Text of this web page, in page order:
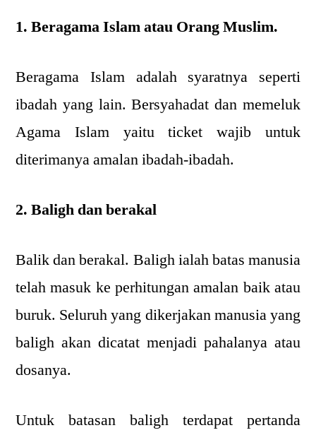
1. Beragama Islam atau Orang Muslim.
Beragama Islam adalah syaratnya seperti
ibadah yang lain. Bersyahadat dan memeluk
Agama Islam yaitu ticket wajib untuk
diterimanya amalan ibadah-ibadah.
2. Baligh dan berakal
Balik dan berakal. Baligh ialah batas manusia
telah masuk ke perhitungan amalan baik atau
buruk. Seluruh yang dikerjakan manusia yang
baligh akan dicatat menjadi pahalanya atau
dosanya.
Untuk batasan baligh terdapat pertanda